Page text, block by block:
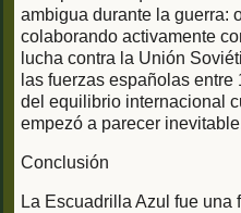
ambigua durante la guerra:
colaborando activamente
lucha contra la Unión
las fuerzas españolas
del equilibrio internacional
empezó a parecer
Conclusión
La Escuadrilla Azul fue